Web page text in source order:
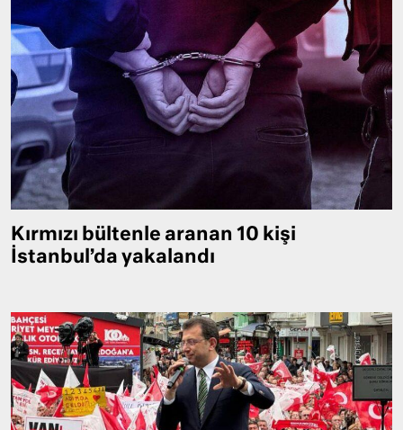
Kırmızı bültenle aranan 10 kişi
İstanbul’da yakalandı